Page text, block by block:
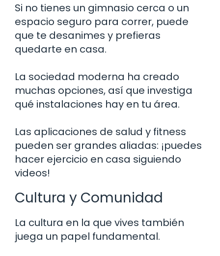
Si no tienes un gimnasio cerca o un
espacio seguro para correr, puede
que te desanimes y prefieras
quedarte en casa.
La sociedad moderna ha creado
muchas opciones, así que investiga
qué instalaciones hay en tu área.
Las aplicaciones de salud y fitness
pueden ser grandes aliadas: ¡puedes
hacer ejercicio en casa siguiendo
videos!
Cultura y Comunidad
La cultura en la que vives también
juega un papel fundamental.